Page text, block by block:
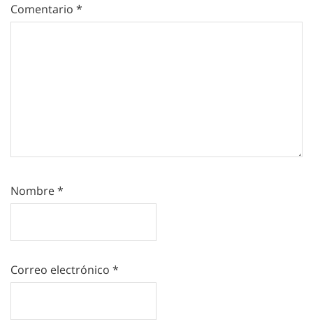
Comentario *
Nombre*
Correo electrónico *